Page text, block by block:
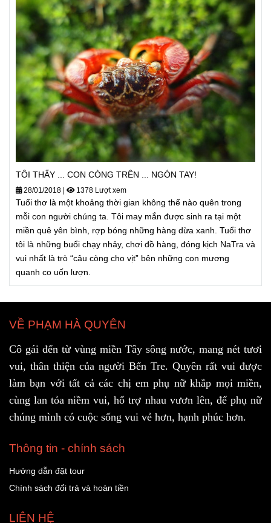
TÔI THẤY ... CON CÒNG TRÊN ... NGÓN TAY!
28/01/2018 | 1378 Lượt xem
Tuổi thơ là một khoảng thời gian không thể nào quên trong
mỗi con người chúng ta. Tôi may mắn được sinh ra tại một
miền quê yên bình, rợp bóng những hàng dừa xanh. Tuổi thơ
tôi là những buổi chạy nhảy, chơi đồ hàng, đóng kịch NaTra và
vui nhất là trò “câu còng cho vịt” bên những con mương
quanh co uốn lượn.
VỀ PHẠM HÀ QUYÊN
Cô gái đến từ vùng miền Tây sông nước, mang nét tươi
vui, thân thiện của người Bến Tre. Quyên rất vui được
làm bạn với tất cả các chị em phụ nữ khắp mọi miền,
cùng lan tỏa niềm vui, hổ trợ nhau vươn lên, để phụ nữ
chúng mình có cuộc sống vui vẻ hơn, hạnh phúc hơn.
Thông tin - chính sách
Hướng dẫn đặt tour
Chính sách đổi trả và hoàn tiền
LIÊN HỆ